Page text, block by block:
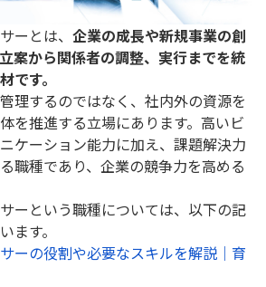
ーとは、 企業の成長や新規事業の創
案から関係者の調整、実行までを統
です。
理するのではなく、社内外の資源を
を推進する立場にあります。高いビ
ケーション能力に加え、課題解決力
職種であり、企業の競争力を高める
ーという職種については、以下の記
ます。
ーの役割や必要なスキルを解説｜育